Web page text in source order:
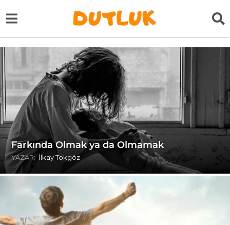
Farkında Olmak ya da Olmamak
YAZAR: İlkay Tokgöz